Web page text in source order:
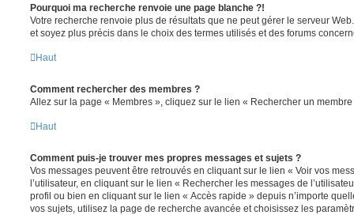
Pourquoi ma recherche renvoie une page blanche ?!
Votre recherche renvoie plus de résultats que ne peut gérer le serveur
et soyez plus précis dans le choix des termes utilisés et des forums
Haut
Comment rechercher des membres ?
Allez sur la page « Membres », cliquez sur le lien « Rechercher un membre
Haut
Comment puis-je trouver mes propres messages et sujets ?
Vos messages peuvent être retrouvés en cliquant sur le lien « Voir vos
l’utilisateur, en cliquant sur le lien « Rechercher les messages de
profil ou bien en cliquant sur le lien « Accès rapide » depuis n’importe
vos sujets, utilisez la page de recherche avancée et choisissez les